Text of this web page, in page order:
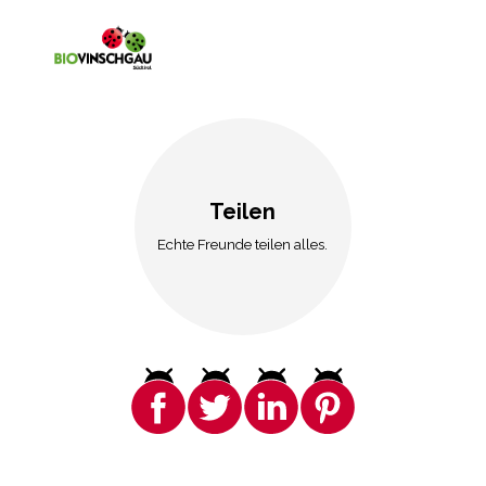
Teilen
Echte Freunde teilen alles.